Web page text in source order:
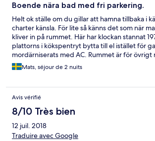
Boende nära bad med fri parkering.
Helt ok ställe om du gillar att hamna tillbaka i
charter känsla. För lite så känns det som när
kliver in på rummet. Här har klockan stannat
plattorns i kökspentryt bytta till el istället för
mordärniserats med AC. Rummet är för
stor balkong. Tillhörande tårkställning för
kommer du för att bada och koppla av ett par
är det perfekt för dig som vill dra ur
uppleva livet på 70:talet. Kökspentryt har
utrustning. Det finns för att koka espresso och
fukost. Coop ligger ca 10 min bilväg ifrån. Vill
så finns resturang. På ena av de två långa
bygga din egen hydda under dagen. Du kan
Mats, séjour de 2 nuits
Avis vérifié
8/10 Très bien
12 juil. 2018
Traduire avec Google